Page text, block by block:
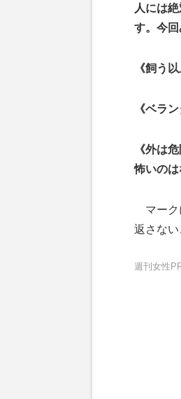
人には
す。今回
《飼う
《ベラ
《外は
怖いのは
マーク
返さない
週刊女性